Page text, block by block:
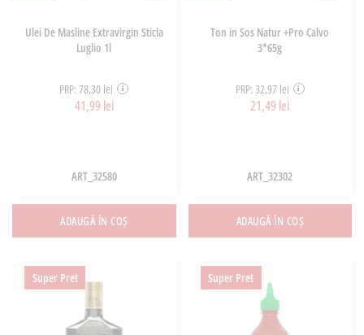
Ulei De Masline Extravirgin Sticla
Luglio 1l
PRP: 78,30 lei
41,99 lei
ART_32580
ADAUGĂ ÎN COȘ
Ton in Sos Natur +Pro Calvo
3*65g
PRP: 32,97 lei
21,49 lei
ART_32302
ADAUGĂ ÎN COȘ
Super Pret Super Pret